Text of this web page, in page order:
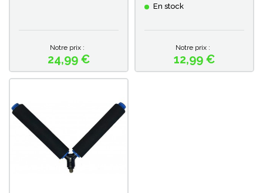
Prix
Notre prix :
24,99 €
En stock
Prix
Notre prix :
12,99 €